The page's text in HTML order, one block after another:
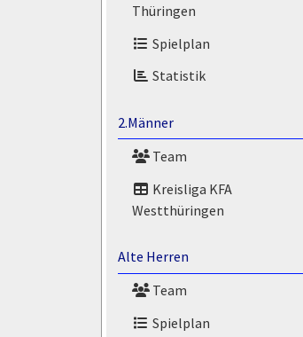
Thüringen
Spielplan
Statistik
2.Männer
Team
Kreisliga KFA
Westthüringen
Alte Herren
Team
Spielplan